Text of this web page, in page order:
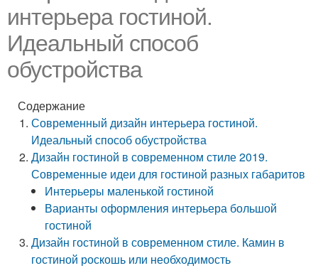
интерьера гостиной.
Идеальный способ
обустройства
Содержание
Современный дизайн интерьера гостиной.
Идеальный способ обустройства
Дизайн гостиной в современном стиле 2019.
Современные идеи для гостиной разных габаритов
Интерьеры маленькой гостиной
Варианты оформления интерьера большой
гостиной
Дизайн гостиной в современном стиле. Камин в
гостиной роскошь или необходимость